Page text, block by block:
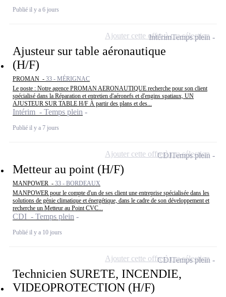
Publié il y a 6 jours
Ajusteur sur table aéronautique
(H/F)
PROMAN - 33 - MÉRIGNAC
Le poste : Notre agence PROMAN AERONAUTIQUE recherche pour son client
spécialisé dans la Réparation et entretien d'aéronefs et d'engins spatiaux, UN
AJUSTEUR SUR TABLE H/F À partir des plans et des...
Intérim - Temps plein
Publié il y a 7 jours
IntérimTemps plein
Ajouter cette offre à ma sélection
Metteur au point (H/F)
MANPOWER - 33 - BORDEAUX
MANPOWER pour le compte d'un de ses client une entreprise spécialisée dans les
solutions de génie climatique et énergétique, dans le cadre de son développement et
recherche un Metteur au Point CVC...
CDI - Temps plein
Publié il y a 10 jours
CDITemps plein
Ajouter cette offre à ma sélection
Technicien SURETE, INCENDIE,
VIDEOPROTECTION (H/F)
CDITemps plein
Ajouter cette offre à ma sélection